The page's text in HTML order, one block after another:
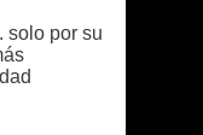
solo por su